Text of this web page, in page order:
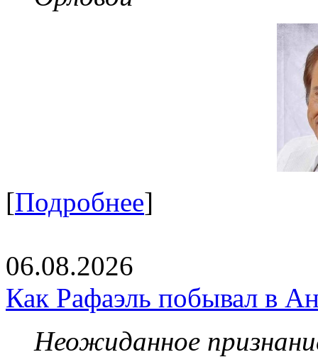
[Подробнее]
06.08.2026
Как Рафаэль побывал в
Неожиданное